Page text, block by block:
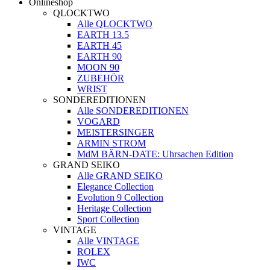
QLOCKTWO
Alle QLOCKTWO
EARTH 13.5
EARTH 45
EARTH 90
MOON 90
ZUBEHÖR
WRIST
SONDEREDITIONEN
Alle SONDEREDITIONEN
VOGARD
MEISTERSINGER
ARMIN STROM
MdM BÄRN-DATE: Uhrsachen Edition
GRAND SEIKO
Alle GRAND SEIKO
Elegance Collection
Evolution 9 Collection
Heritage Collection
Sport Collection
VINTAGE
Alle VINTAGE
ROLEX
IWC